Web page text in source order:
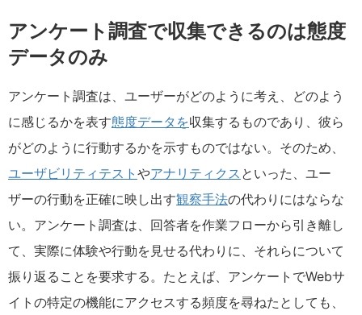
アンケート調査で収集できるのは態度
データのみ
アンケート調査は、ユーザーがどのように考え、どのよう
に感じるかを表す態度データを収集するものであり、彼ら
がどのように行動するかを示すものではない。そのため、
ユーザビリティテスト やアナリティクス といった、ユー
ザーの行動を正確に映し出す観察手法の代わりにはならな
い。アンケート調査は、回答者を作業フローから引き離し
て、実際に体験や行動を見せる代わりに、それらについて
振り返ることを要求する。たとえば、アンケートでWebサ
イトの特定の機能にアクセスする頻度を尋ねたとしても、